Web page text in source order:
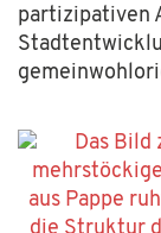
partizipativen